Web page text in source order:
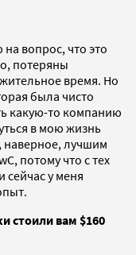
вопрос, что это
потеряны
время. Но
была чисто
какую-то компанию
в мою жизнь
наверное, лучшим
потому что с тех
сейчас у меня
стоили вам $160